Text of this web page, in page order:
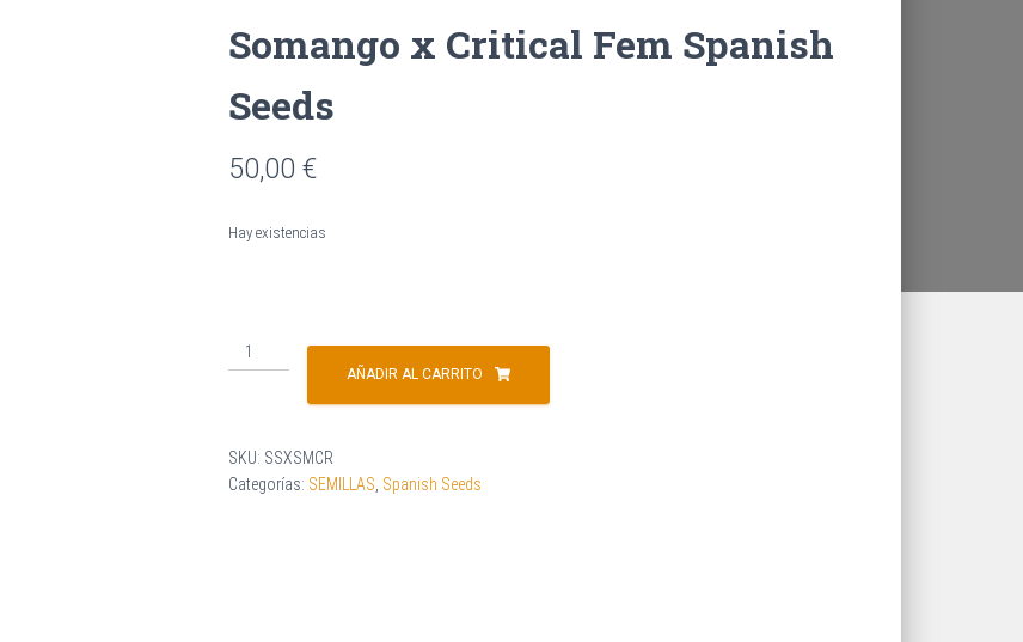
Somango x Critical Fem Spanish
Seeds
50,00 €
Hay existencias
AÑADIR AL CARRITO
SKU: SSXSMCR
Categorías: SEMILLAS Spanish Seeds